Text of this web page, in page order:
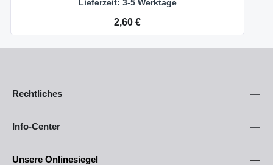
Lieferzeit: 3-5 Werktage
Regulärer Preis:
2,60 €
Rechtliches
Info-Center
Unsere Onlinesiegel